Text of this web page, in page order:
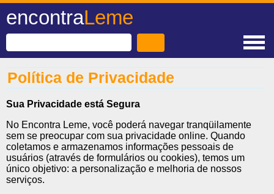
encontraLeme
Política de Privacidade
Sua Privacidade está Segura
No Encontra Leme, você poderá navegar tranqüilamente
sem se preocupar com sua privacidade online. Quando
coletamos e armazenamos informações pessoais de
usuários (através de formulários ou cookies), temos um
único objetivo: a personalização e melhoria de nossos
serviços.